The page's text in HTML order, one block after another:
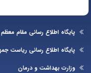
اطلاع رسانی مقام معظم رهبری
اطلاع رسانی ریاست جمهوری
بهداشت و درمان